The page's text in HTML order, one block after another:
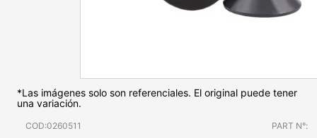
*Las imágenes solo son referenciales. El original puede tener
una variación.
COD:0260511 PART N°: